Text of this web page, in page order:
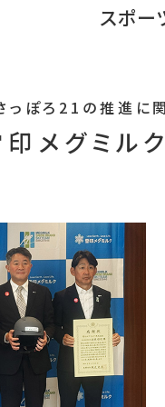
スポー
っぽろ21の推進に
メグミルク